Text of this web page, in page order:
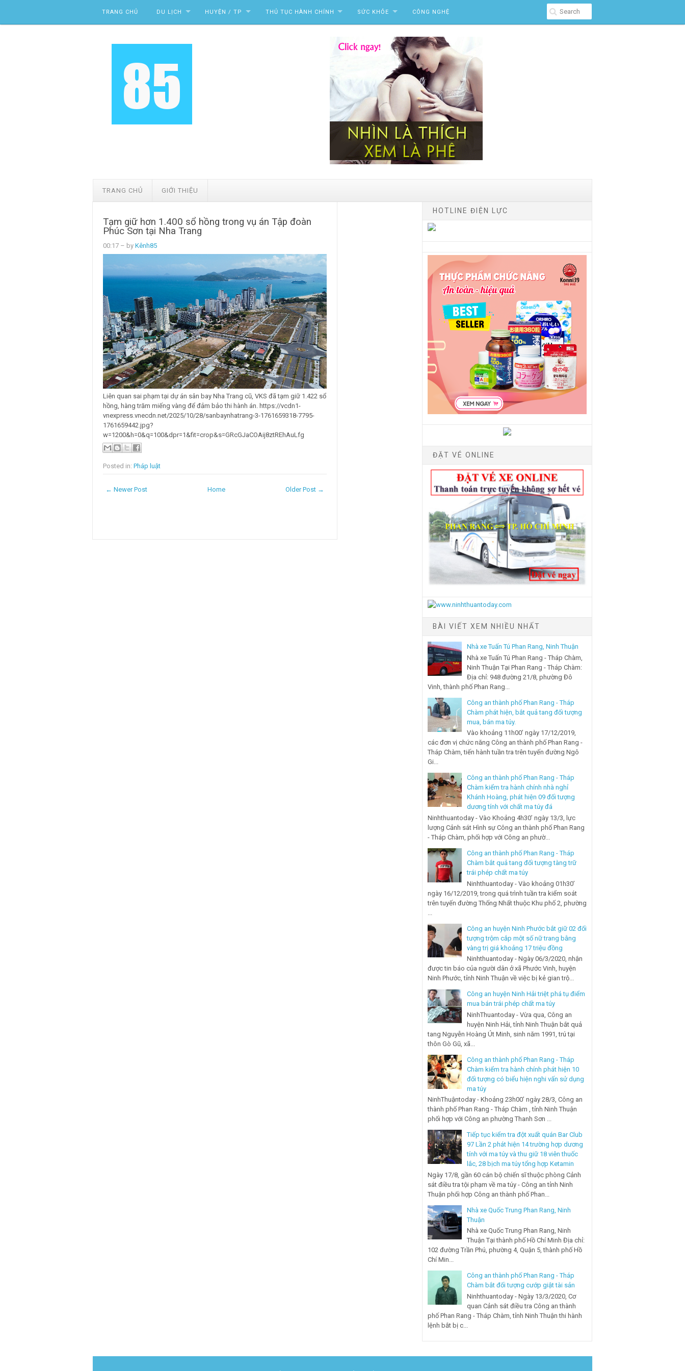
TRANG CHỦ DU LỊCH HUYỆN / TP THỦ TỤC HÀNH CHÍNH SỨC KHỎE CÔNG NGHỆ
TRANG CHỦ GIỚI THIỆU
Tạm giữ hơn 1.400 sổ hồng trong vụ án Tập đoàn
Phúc Sơn tại Nha Trang
00:17 – by Kênh85
Liên quan sai phạm tại dự án sân bay Nha Trang cũ, VKS đã tạm giữ 1.422 sổ
hồng, hàng trăm miếng vàng để đảm bảo thi hành án. https://vcdn1-
vnexpress.vnecdn.net/2025/10/28/sanbaynhatrang-3-1761659318-7795-
1761659442.jpg?
w=1200&h=0&q=100&dpr=1&fit=crop&s=GRcGJaCOAij8ztREhAuLfg
Posted in: Pháp luật
← Newer Post Older Post →
Home
HOTLINE ĐIỆN LỰC
ĐẶT VÉ ONLINE
BÀI VIẾT XEM NHIỀU NHẤT
Nhà xe Tuấn Tú Phan Rang, Ninh Thuận
Nhà xe Tuấn Tú Phan Rang - Tháp Chàm,
Ninh Thuận Tại Phan Rang - Tháp Chàm:
Địa chỉ: 948 đường 21/8, phường Đô
Vinh, thành phố Phan Rang...
Công an thành phố Phan Rang - Tháp
Chàm phát hiện, bắt quả tang đối tượng
mua, bán ma túy.
Vào khoảng 11h00’ ngày 17/12/2019,
các đơn vị chức năng Công an thành phố Phan Rang -
Tháp Chàm, tiến hành tuần tra trên tuyến đường Ngô
Gi...
Công an thành phố Phan Rang - Tháp
Chàm kiểm tra hành chính nhà nghỉ
Khánh Hoàng, phát hiện 09 đối tượng
dương tính với chất ma túy đá
Ninhthuantoday - Vào Khoảng 4h30’ ngày 13/3, lực
lượng Cảnh sát Hình sự Công an thành phố Phan Rang
- Tháp Chàm, phối hợp với Công an phườ...
Công an thành phố Phan Rang - Tháp
Chàm bắt quả tang đối tượng tàng trữ
trái phép chất ma túy
Ninhthuantoday - Vào khoảng 01h30’
ngày 16/12/2019, trong quá trình tuần tra kiểm soát
trên tuyến đường Thống Nhất thuộc Khu phố 2, phường
Công an huyện Ninh Phước bắt giữ 02 đối
tượng trộm cắp một số nữ trang bằng
vàng trị giá khoảng 17 triệu đồng
Ninhthuantoday - Ngày 06/3/2020, nhận
được tin báo của người dân ở xã Phước Vinh, huyện
Ninh Phước, tỉnh Ninh Thuận về việc bị kẻ gian trộ...
Công an huyện Ninh Hải triệt phá tụ điểm
mua bán trái phép chất ma túy
NinhThuantoday - Vừa qua, Công an
huyện Ninh Hải, tỉnh Ninh Thuận bắt quả
tang Nguyễn Hoàng Út Minh, sinh năm 1991, trú tại
thôn Gò Gũ, xã...
Công an thành phố Phan Rang - Tháp
Chàm kiểm tra hành chính phát hiện 10
đối tượng có biểu hiện nghi vấn sử dụng
ma túy
NinhThuậntoday - Khoảng 23h00’ ngày 28/3, Công an
thành phố Phan Rang - Tháp Chàm , tỉnh Ninh Thuận
phối hợp với Công an phường Thanh Sơn ...
Tiếp tục kiểm tra đột xuất quán Bar Club
97 Lần 2 phát hiện 14 trường hợp dương
tính với ma túy và thu giữ 18 viên thuốc
lắc, 28 bịch ma túy tổng hợp Ketamin
Ngày 17/8, gần 60 cán bộ chiến sĩ thuộc phòng Cảnh
sát điều tra tội phạm về ma túy - Công an tỉnh Ninh
Thuận phối hợp Công an thành phố Phan...
Nhà xe Quốc Trung Phan Rang, Ninh
Thuận
Nhà xe Quốc Trung Phan Rang, Ninh
Thuận Tại thành phố Hồ Chí Minh Địa chỉ:
102 đường Trần Phú, phường 4, Quận 5, thành phố Hồ
Chí Min...
Công an thành phố Phan Rang - Tháp
Chàm bắt đối tượng cướp giật tài sản
Ninhthuantoday - Ngày 13/3/2020, Cơ
quan Cảnh sát điều tra Công an thành
phố Phan Rang - Tháp Chàm, tỉnh Ninh Thuận thi hành
lệnh bắt bị c...